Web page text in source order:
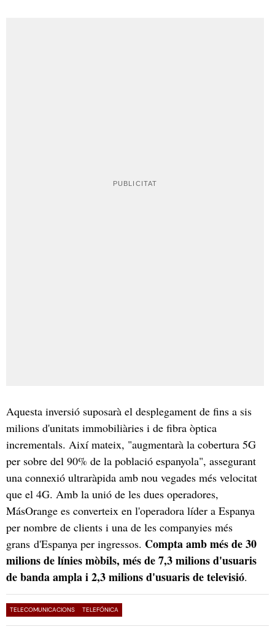
Aquesta inversió suposarà el desplegament de fins a sis
milions d'unitats immobiliàries i de fibra òptica
incrementals. Així mateix, "augmentarà la cobertura 5G
per sobre del 90% de la població espanyola", assegurant
una connexió ultraràpida amb nou vegades més velocitat
que el 4G. Amb la unió de les dues operadores,
MásOrange es converteix en l'operadora líder a Espanya
per nombre de clients i una de les companyies més
grans d'Espanya per ingressos. Compta amb més de 30
milions de línies mòbils, més de 7,3 milions d'usuaris
de banda ampla i 2,3 milions d'usuaris de televisió.
TELECOMUNICACIONS TELEFÓNICA